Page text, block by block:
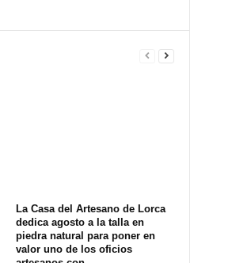
La Casa del Artesano de Lorca
dedica agosto a la talla en
piedra natural para poner en
valor uno de los oficios